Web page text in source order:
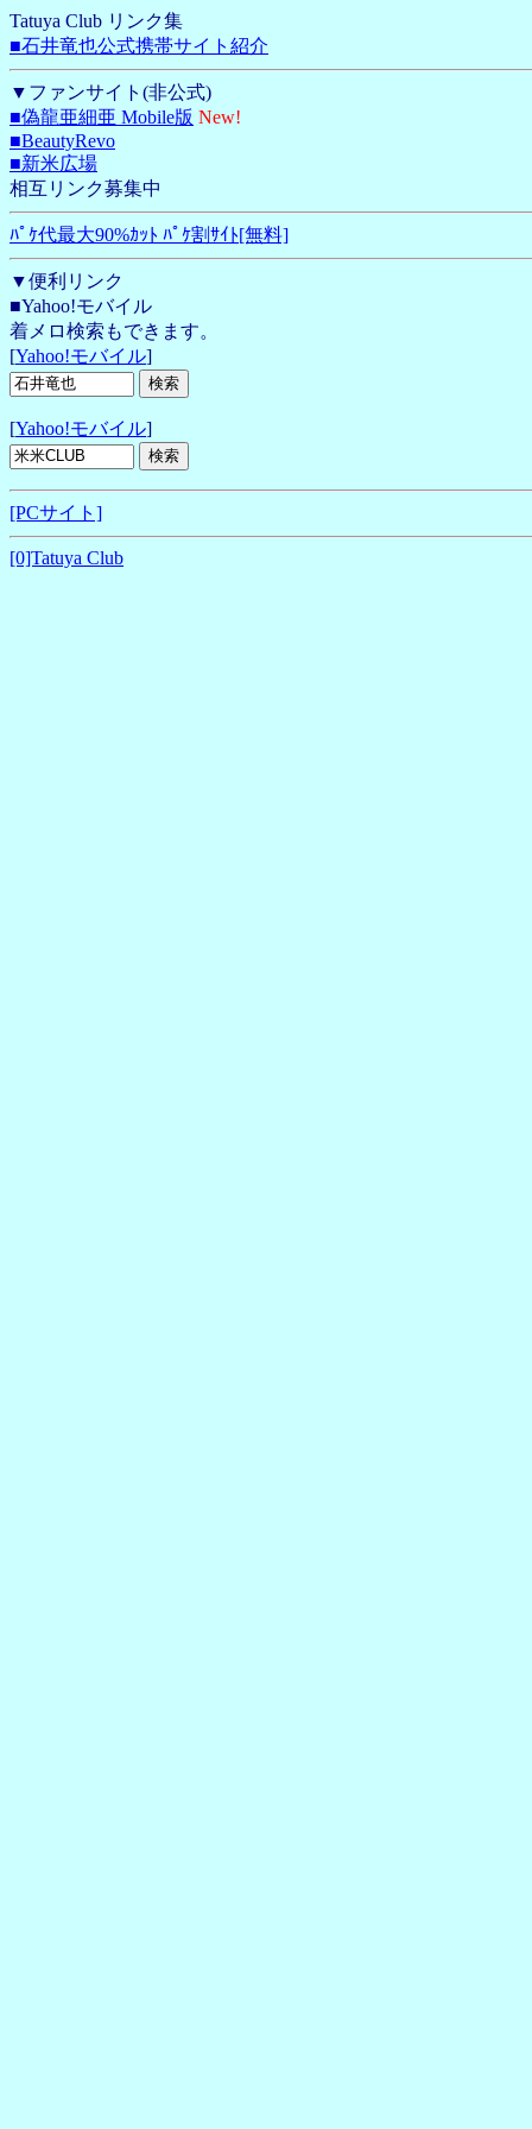
Tatuya Club リンク集
■石井竜也公式携帯サイト紹介
▼ファンサイト(非公式)
■偽龍亜細亜 Mobile版 New!
■BeautyRevo
■新米広場
相互リンク募集中
ﾊﾟｹ代最大90%ｶｯﾄ ﾊﾟｹ割ｻｲﾄ[無料]
▼便利リンク
■Yahoo!モバイル
着メロ検索もできます。
[Yahoo!モバイル]
[Yahoo!モバイル]
[PCサイト]
[0]Tatuya Club